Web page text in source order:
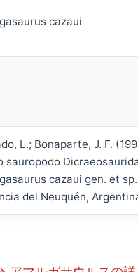
cazaui
L.; Bonaparte, J. F.
sauropodo
cazaui gen. et
del Neuquén,